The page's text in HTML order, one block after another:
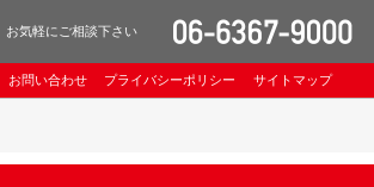
お気軽にご相談下さい
お問い合わせ プライバシーポリシー サイトマップ